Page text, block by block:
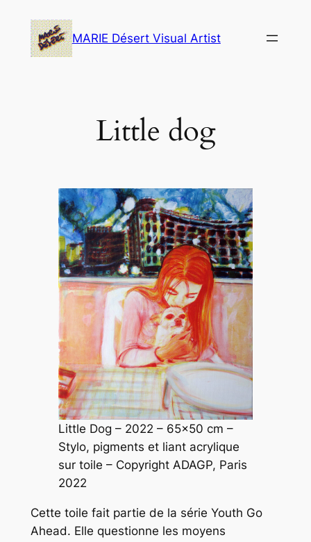
content
MARIE Désert Visual Artist
Little dog
Little Dog – 2022 – 65×50 cm –
Stylo, pigments et liant acrylique
sur toile – Copyright ADAGP, Paris
2022
Cette toile fait partie de la série Youth Go
Ahead. Elle questionne les moyens